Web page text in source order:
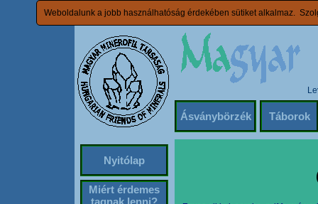
Weboldalunk a jobb használhatóság érdekében sütiket alkalmaz.
Ásványbörzék Táborok
Nyitólap
Miért érdemes
tagnak lenni?